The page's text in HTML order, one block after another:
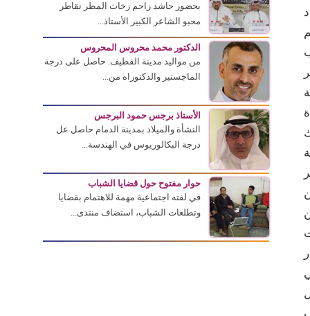
بحضور حاشد زاحم زخات المطر تقاطر
محبو الشاعر الكبير الأستاذ...
الدكتور محمد محروس المحروس
من مواليد مدينة القطيف. حاصل على درجة
الماجستير والدكتوراه من...
الأستاذ برجس حمود البرجس
النشأة والميلاد بمدينة الدمام حاصل عل
درجة البكالوريوس في الهندسة...
حوار مفتوح حول قضايا الشباب
في لفته اجتماعية مهمة للاهتمام بقضايا
وتطلعات الشباب، استضاف منتدى...